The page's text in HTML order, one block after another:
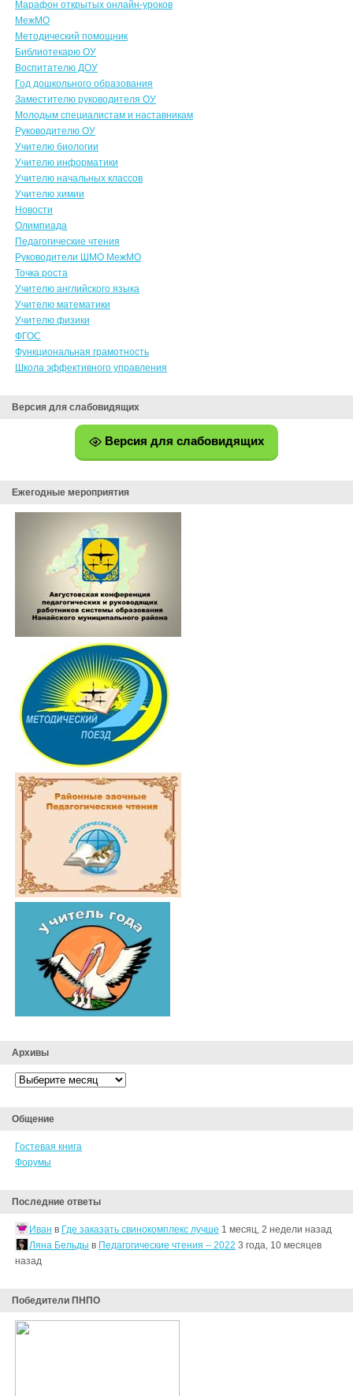
Марафон открытых онлайн-уроков
МежМО
Методический помощник
Библиотекарю ОУ
Воспитателю ДОУ
Год дошкольного образования
Заместителю руководителя ОУ
Молодым специалистам и наставникам
Руководителю ОУ
Учителю биологии
Учителю информатики
Учителю начальных классов
Учителю химии
Новости
Олимпиада
Педагогические чтения
Руководители ШМО МежМО
Точка роста
Учителю английского языка
Учителю математики
Учителю физики
ФГОС
Функциональная грамотность
Школа эффективного управления
Версия для слабовидящих
Версия для слабовидящих
Ежегодные мероприятия
Архивы
Архивы
Общение
Гостевая книга
Форумы
Последние ответы
Иван в Где заказать свинокомплекс лучше 1 месяц, 2 недели назад
Ляна Бельды в Педагогические чтения – 2022 3 года, 10 месяцев
назад
Победители ПНПО